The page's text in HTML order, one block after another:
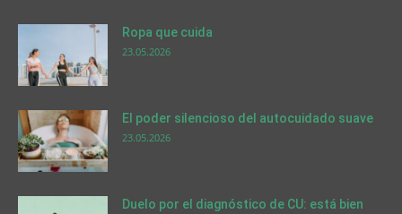
Ropa que cuida
23.05.2026
El poder silencioso del autocuidado suave
23.05.2026
Duelo por el diagnóstico de CU: está bien